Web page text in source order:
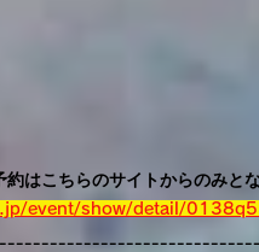
はこちらのサイトからのみと
event/show/detail/